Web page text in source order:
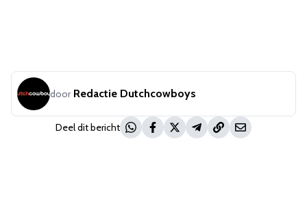
door Redactie Dutchcowboys
Deel dit bericht